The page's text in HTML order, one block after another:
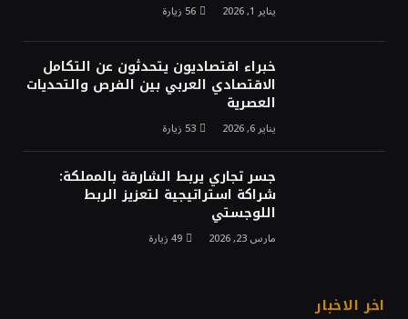
يناير 1, 2026 56 زيارة
خبراء اقتصاديون يتحدثون عن التكامل
الاقتصادي العربي بين الفرص والتحديات
العصرية
يناير 6, 2026 53 زيارة
جسر تجاري يربط الشارقة بالمملكة:
شراكة استراتيجية لتعزيز الربط
اللوجستي
مارس 23, 2026 49زيارة
اخر الاخبار